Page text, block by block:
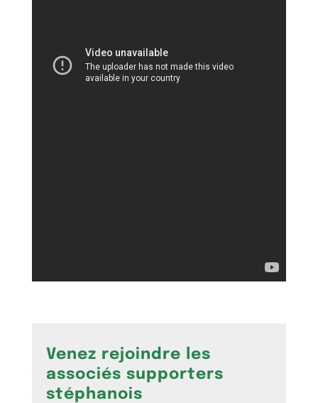
Venez rejoindre les
associés supporters
stéphanois